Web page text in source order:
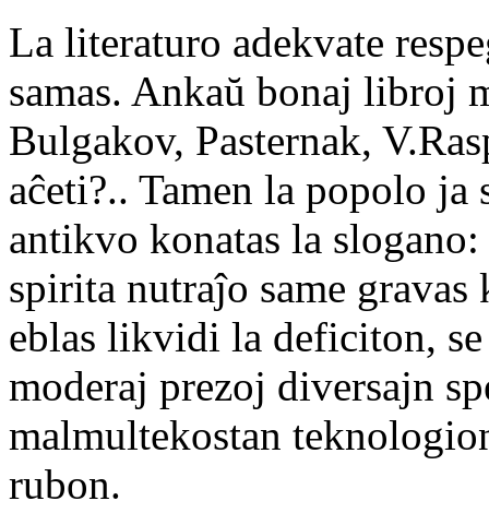
La literaturo adekvate
samas. Ankaŭ bonaj libroj
Bulgakov, Pasternak,
aĉeti?.. Tamen la popolo
antikvo konatas la
spirita nutraĵo same
eblas likvidi la deficiton,
moderaj prezoj diversajn
malmultekostan
rubon.